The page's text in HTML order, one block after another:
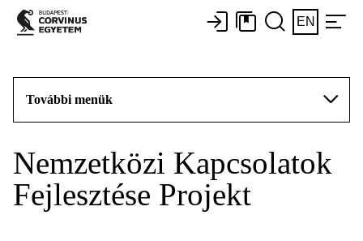
EN
További menük
Nemzetközi Kapcsolatok
Fejlesztése Projekt